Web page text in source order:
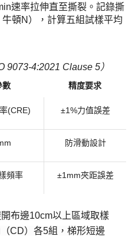
速率拉伸直至撕裂。記錄撕
頓N），計算五組試樣平均
9073-4:2021 Clause 5）
數 精度要求
(CRE) ±1%力值誤差
防滑動設計
頻率 ±1mm夾距誤差
布邊10cm以上區域取樣
CD）各5組，梯形短邊